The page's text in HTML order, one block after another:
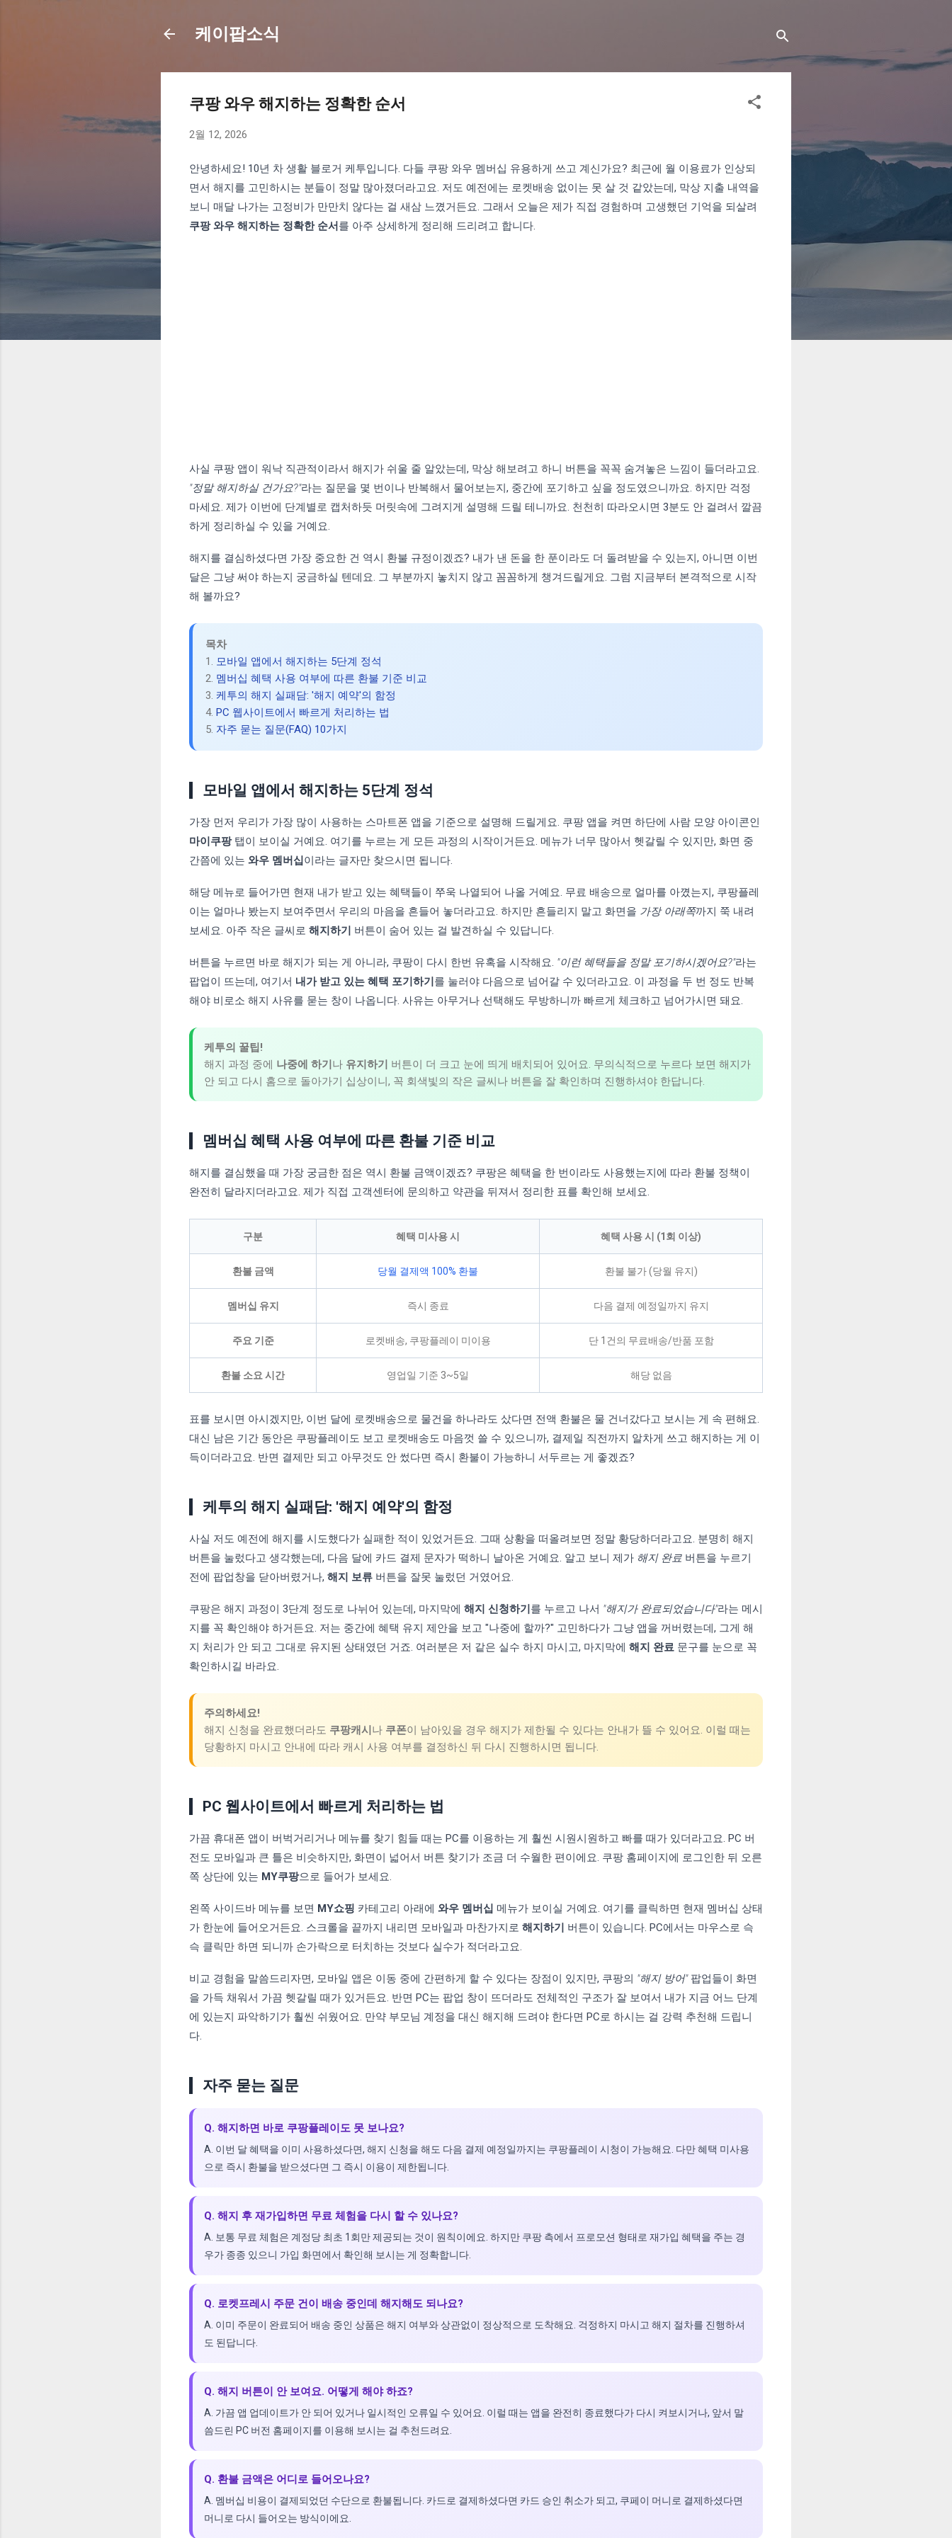
케이팝소식
쿠팡 와우 해지하는 정확한 순서
2월 12, 2026
안녕하세요! 10년 차 생활 블로거 케투입니다. 다들 쿠팡 와우 멤버십 유용하게 쓰고 계신가요? 최근에 월 이용료가 인상되
면서 해지를 고민하시는 분들이 정말 많아졌더라고요. 저도 예전에는 로켓배송 없이는 못 살 것 같았는데, 막상 지출 내역을
보니 매달 나가는 고정비가 만만치 않다는 걸 새삼 느꼈거든요. 그래서 오늘은 제가 직접 경험하며 고생했던 기억을 되살려
쿠팡 와우 해지하는 정확한 순서를 아주 상세하게 정리해 드리려고 합니다.
사실 쿠팡 앱이 워낙 직관적이라서 해지가 쉬울 줄 알았는데, 막상 해보려고 하니 버튼을 꼭꼭 숨겨놓은 느낌이 들더라고요.
"정말 해지하실 건가요?"라는 질문을 몇 번이나 반복해서 물어보는지, 중간에 포기하고 싶을 정도였으니까요. 하지만 걱정
마세요. 제가 이번에 단계별로 캡처하듯 머릿속에 그려지게 설명해 드릴 테니까요. 천천히 따라오시면 3분도 안 걸려서 깔끔
하게 정리하실 수 있을 거예요.
해지를 결심하셨다면 가장 중요한 건 역시 환불 규정이겠죠? 내가 낸 돈을 한 푼이라도 더 돌려받을 수 있는지, 아니면 이번
달은 그냥 써야 하는지 궁금하실 텐데요. 그 부분까지 놓치지 않고 꼼꼼하게 챙겨드릴게요. 그럼 지금부터 본격적으로 시작
해 볼까요?
목차
1.
모바일 앱에서 해지하는 5단계 정석
2. 멤버십 혜택 사용 여부에 따른 환불 기준 비교
3. 케투의 해지 실패담: '해지 예약'의 함정
4. PC 웹사이트에서 빠르게 처리하는 법
5. 자주 묻는 질문(FAQ) 10가지
모바일 앱에서 해지하는 5단계 정석
가장 먼저 우리가 가장 많이 사용하는 스마트폰 앱을 기준으로 설명해 드릴게요. 쿠팡 앱을 켜면 하단에 사람 모양 아이콘인
마이쿠팡탭이 보이실 거예요. 여기를 누르는 게 모든 과정의 시작이거든요. 메뉴가 너무 많아서 헷갈릴 수 있지만, 화면 중
간쯤에 있는 와우 멤버십이라는 글자만 찾으시면 됩니다.
해당 메뉴로 들어가면 현재 내가 받고 있는 혜택들이 쭈욱 나열되어 나올 거예요. 무료 배송으로 얼마를 아꼈는지, 쿠팡플레
이는 얼마나 봤는지 보여주면서 우리의 마음을 흔들어 놓더라고요. 하지만 흔들리지 말고 화면을 가장 아래쪽까지 쭉 내려
보세요. 아주 작은 글씨로 해지하기 버튼이 숨어 있는 걸 발견하실 수 있답니다.
버튼을 누르면 바로 해지가 되는 게 아니라, 쿠팡이 다시 한번 유혹을 시작해요. "이런 혜택들을 정말 포기하시겠어요?"라는
팝업이 뜨는데, 여기서 내가 받고 있는 혜택 포기하기를 눌러야 다음으로 넘어갈 수 있더라고요. 이 과정을 두 번 정도 반복
해야 비로소 해지 사유를 묻는 창이 나옵니다. 사유는 아무거나 선택해도 무방하니까 빠르게 체크하고 넘어가시면 돼요.
케투의 꿀팁!
해지 과정 중에 나중에 하기 나 유지하기
버튼이 더 크고 눈에 띄게 배치되어 있어요. 무의식적으로 누르다 보면 해지가
안 되고 다시 홈으로 돌아가기 십상이니, 꼭 회색빛의 작은 글씨나 버튼을 잘 확인하며 진행하셔야 한답니다.
멤버십 혜택 사용 여부에 따른 환불 기준 비교
해지를 결심했을 때 가장 궁금한 점은 역시 환불 금액이겠죠? 쿠팡은 혜택을 한 번이라도 사용했는지에 따라 환불 정책이
완전히 달라지더라고요. 제가 직접 고객센터에 문의하고 약관을 뒤져서 정리한 표를 확인해 보세요.
구분 혜택 미사용 시 혜택 사용 시 (1회 이상)
환불 금액 당월 결제액 100% 환불 환불 불가 (당월 유지)
멤버십 유지 즉시 종료 다음 결제 예정일까지 유지
주요 기준 로켓배송, 쿠팡플레이 미이용 단 1건의 무료배송/반품 포함
환불 소요 시간 영업일 기준 3~5일 해당 없음
표를 보시면 아시겠지만, 이번 달에 로켓배송으로 물건을 하나라도 샀다면 전액 환불은 물 건너갔다고 보시는 게 속 편해요.
대신 남은 기간 동안은 쿠팡플레이도 보고 로켓배송도 마음껏 쓸 수 있으니까, 결제일 직전까지 알차게 쓰고 해지하는 게 이
득이더라고요. 반면 결제만 되고 아무것도 안 썼다면 즉시 환불이 가능하니 서두르는 게 좋겠죠?
케투의 해지 실패담: '해지 예약'의 함정
사실 저도 예전에 해지를 시도했다가 실패한 적이 있었거든요. 그때 상황을 떠올려보면 정말 황당하더라고요. 분명히 해지
버튼을 눌렀다고 생각했는데, 다음 달에 카드 결제 문자가 떡하니 날아온 거예요. 알고 보니 제가 해지 완료 버튼을 누르기
전에 팝업창을 닫아버렸거나, 해지 보류 버튼을 잘못 눌렀던 거였어요.
쿠팡은 해지 과정이 3단계 정도로 나뉘어 있는데, 마지막에 해지 신청하기를 누르고 나서 "해지가 완료되었습니다"라는 메시
지를 꼭 확인해야 하거든요. 저는 중간에 혜택 유지 제안을 보고 "나중에 할까?" 고민하다가 그냥 앱을 꺼버렸는데, 그게 해
지 처리가 안 되고 그대로 유지된 상태였던 거죠. 여러분은 저 같은 실수 하지 마시고, 마지막에 해지 완료 문구를 눈으로 꼭
확인하시길 바라요.
주의하세요!
해지 신청을 완료했더라도 쿠팡캐시 나 쿠폰이 남아있을 경우 해지가 제한될 수 있다는 안내가 뜰 수 있어요. 이럴 때는
당황하지 마시고 안내에 따라 캐시 사용 여부를 결정하신 뒤 다시 진행하시면 됩니다.
PC 웹사이트에서 빠르게 처리하는 법
가끔 휴대폰 앱이 버벅거리거나 메뉴를 찾기 힘들 때는 PC를 이용하는 게 훨씬 시원시원하고 빠를 때가 있더라고요. PC 버
전도 모바일과 큰 틀은 비슷하지만, 화면이 넓어서 버튼 찾기가 조금 더 수월한 편이에요. 쿠팡 홈페이지에 로그인한 뒤 오른
쪽 상단에 있는 MY쿠팡으로 들어가 보세요.
왼쪽 사이드바 메뉴를 보면 MY쇼핑 카테고리 아래에 와우 멤버십 메뉴가 보이실 거예요. 여기를 클릭하면 현재 멤버십 상태
가 한눈에 들어오거든요. 스크롤을 끝까지 내리면 모바일과 마찬가지로 해지하기 버튼이 있습니다. PC에서는 마우스로 슥
슥 클릭만 하면 되니까 손가락으로 터치하는 것보다 실수가 적더라고요.
비교 경험을 말씀드리자면, 모바일 앱은 이동 중에 간편하게 할 수 있다는 장점이 있지만, 쿠팡의 "해지 방어"팝업들이 화면
을 가득 채워서 가끔 헷갈릴 때가 있거든요. 반면 PC는 팝업 창이 뜨더라도 전체적인 구조가 잘 보여서 내가 지금 어느 단계
에 있는지 파악하기가 훨씬 쉬웠어요. 만약 부모님 계정을 대신 해지해 드려야 한다면 PC로 하시는 걸 강력 추천해 드립니
다.
자주 묻는 질문
Q. 해지하면 바로 쿠팡플레이도 못 보나요?
A. 이번 달 혜택을 이미 사용하셨다면, 해지 신청을 해도 다음 결제 예정일까지는 쿠팡플레이 시청이 가능해요. 다만 혜택 미사용
으로 즉시 환불을 받으셨다면 그 즉시 이용이 제한됩니다.
Q. 해지 후 재가입하면 무료 체험을 다시 할 수 있나요?
A. 보통 무료 체험은 계정당 최초 1회만 제공되는 것이 원칙이에요. 하지만 쿠팡 측에서 프로모션 형태로 재가입 혜택을 주는 경
우가 종종 있으니 가입 화면에서 확인해 보시는 게 정확합니다.
Q. 로켓프레시 주문 건이 배송 중인데 해지해도 되나요?
A. 이미 주문이 완료되어 배송 중인 상품은 해지 여부와 상관없이 정상적으로 도착해요. 걱정하지 마시고 해지 절차를 진행하셔
도 된답니다.
Q. 해지 버튼이 안 보여요. 어떻게 해야 하죠?
A. 가끔 앱 업데이트가 안 되어 있거나 일시적인 오류일 수 있어요. 이럴 때는 앱을 완전히 종료했다가 다시 켜보시거나, 앞서 말
씀드린 PC 버전 홈페이지를 이용해 보시는 걸 추천드려요.
Q. 환불 금액은 어디로 들어오나요?
A. 멤버십 비용이 결제되었던 수단으로 환불됩니다. 카드로 결제하셨다면 카드 승인 취소가 되고, 쿠페이 머니로 결제하셨다면
머니로 다시 들어오는 방식이에요.